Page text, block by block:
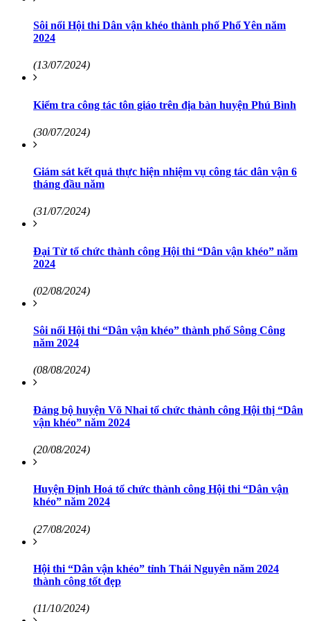
Sôi nổi Hội thi Dân vận khéo thành phố Phổ Yên năm
2024
(13/07/2024)
Kiểm tra công tác tôn giáo trên địa bàn huyện Phú Bình
(30/07/2024)
Giám sát kết quả thực hiện nhiệm vụ công tác dân vận 6
tháng đầu năm
(31/07/2024)
Đại Từ tổ chức thành công Hội thi “Dân vận khéo” năm
2024
(02/08/2024)
Sôi nổi Hội thi “Dân vận khéo” thành phố Sông Công
năm 2024
(08/08/2024)
Đảng bộ huyện Võ Nhai tổ chức thành công Hội thị “Dân
vận khéo” năm 2024
(20/08/2024)
Huyện Định Hoá tổ chức thành công Hội thi “Dân vận
khéo” năm 2024
(27/08/2024)
Hội thi “Dân vận khéo” tỉnh Thái Nguyên năm 2024
thành công tốt đẹp
(11/10/2024)